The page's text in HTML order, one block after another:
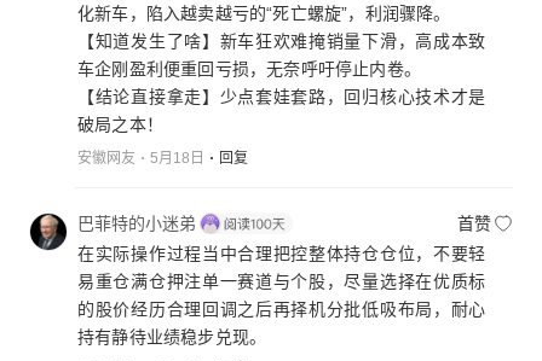
化新车，陷入越卖越亏的“死亡螺旋”，利润骤降。
【知道发生了啥】新车狂欢难掩销量下滑，高成本致
车企刚盈利便重回亏损，无奈呼吁停止内卷。
【结论直接拿走】少点套娃套路，回归核心技术才是
破局之本！
安徽网友 5月18日 回复
巴菲特的小迷弟
首赞
在实际操作过程当中合理把控整体持仓仓位，不要轻
易重仓满仓押注单一赛道与个股，尽量选择在优质标
的股价经历合理回调之后再择机分批低吸布局，耐心
持有静待业绩稳步兑现。